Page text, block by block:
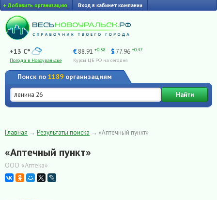
+ Добавить организацию Вход в кабинет компании
+13 C°
Погода в Новоуральске
€ 88.91 +0.38 $ 77.96 +0.47
Курсы ЦБ РФ на сегодня
Поиск по 1189 организациям
Найти
Главная → Результаты поиска → «Аптечный пункт»
«Аптечный пункт»
ООО «Аптека»